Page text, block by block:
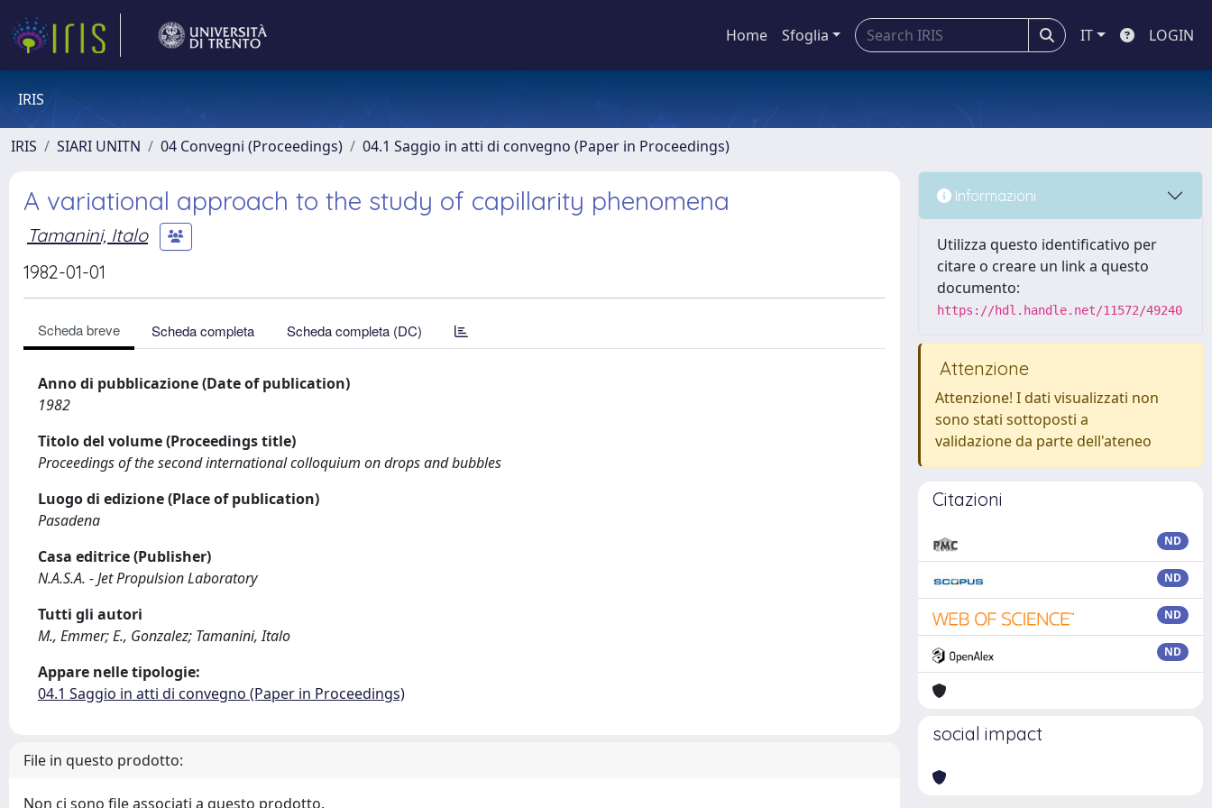
Home Sfoglia IT LOGIN
IRIS
IRIS SIARI UNITN 04 Convegni (Proceedings) 04.1 Saggio in atti di convegno (Paper in Proceedings)
A variational approach to the study of capillarity phenomena
Tamanini, Italo
1982-01-01
Scheda breve Scheda completa Scheda completa (DC)
Anno di pubblicazione (Date of publication)
1982
Titolo del volume (Proceedings title)
Proceedings of the second international colloquium on drops and bubbles
Luogo di edizione (Place of publication)
Pasadena
Casa editrice (Publisher)
N.A.S.A. - Jet Propulsion Laboratory
Tutti gli autori
M., Emmer; E., Gonzalez; Tamanini, Italo
Appare nelle tipologie:
04.1 Saggio in atti di convegno (Paper in Proceedings)
File in questo prodotto:
Non ci sono file associati a questo prodotto.
Informazioni
Utilizza questo identificativo per
citare o creare un link a questo
documento:
https://hdl.handle.net/11572/49240
Attenzione
Attenzione! I dati visualizzati non
sono stati sottoposti a
validazione da parte dell'ateneo
Citazioni
ND
ND
ND
ND
social impact